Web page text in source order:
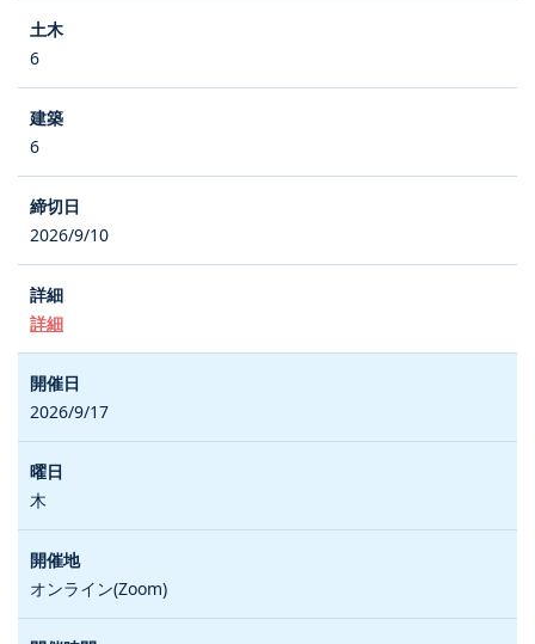
6
6
2026/9/10
詳細
2026/9/17
木
オンライン(Zoom)